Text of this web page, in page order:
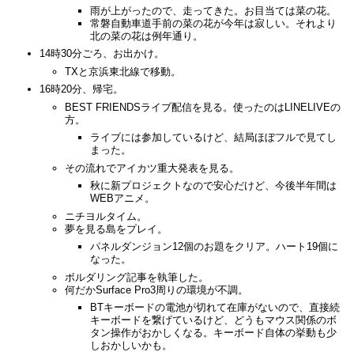
雨が上がったので、走ってきた。お目当ては菜の花。
常磐自動車道手前の菜の花が今年は寂しい。それより
北の菜の花は例年通り。
14時30分ごろ、お出かけ。
TXと京浜東北線で移動。
16時20分、帰宅。
BEST FRIENDSライブ配信を見る。使ったのはLINELIVEの
方。
ライブには参加しているけど、結局ほぼフルで見てし
まった。
その流れでアイカツ重大発表を見る。
秋に新プロジェクトなので安心だけど、今後半年間は
WEBアニメ。
ニチヨルタイム。
夢を見る島をプレイ。
パネルダンジョン12個のお題をクリア。ハート19個に
なった。
ボルダリング記事を執筆した。
何だかSurface Pro3周りの環境が不調。
BTキーボードの電池が切れて在庫がないので、直接続
キーボードを繋げているけど、どうもマウス関係のボ
タン操作がおかしくなる。キーボード自体の挙動も少
しおかしいかも。